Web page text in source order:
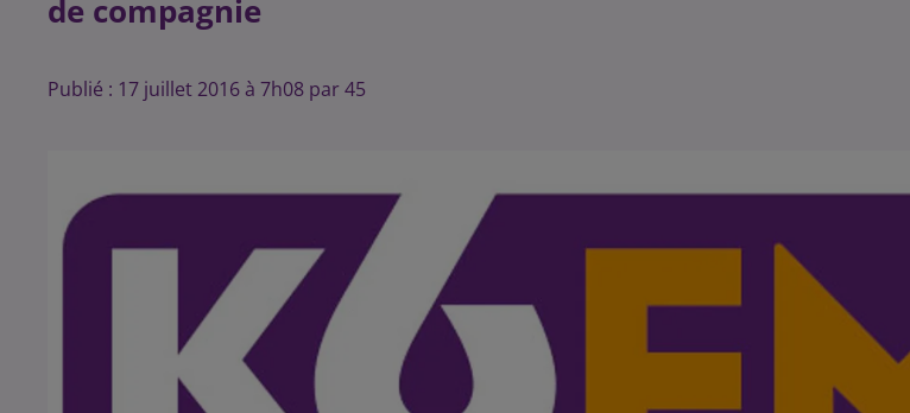
Publié : 17 juillet 2016 à 7h08 par 45